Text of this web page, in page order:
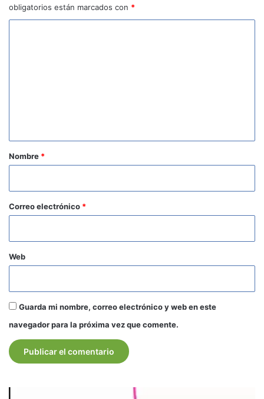
obligatorios están marcados con *
r
o
*
Nombre *
Correo electrónico *
Web
Guarda mi nombre, correo electrónico y web en este
navegador para la próxima vez que comente.